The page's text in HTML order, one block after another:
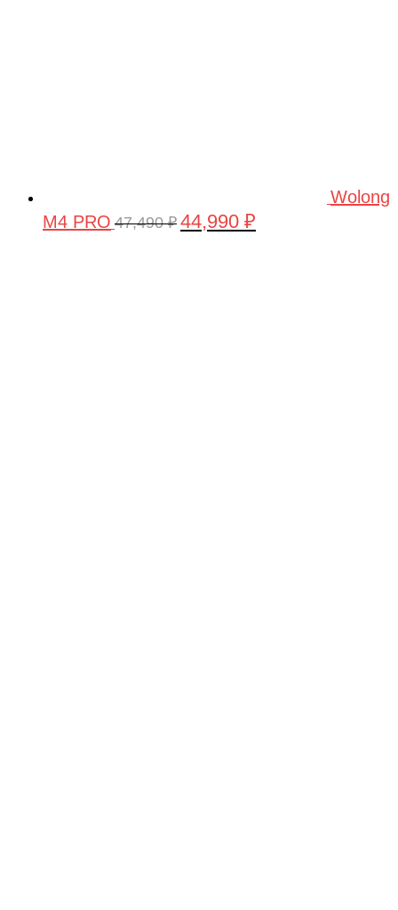
Wolong
M4 PRO 47,490₽ Первоначальная
44,990 ₽